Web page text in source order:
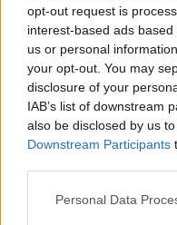
opt-out request is
interest-based ads
us or personal
your opt-out. You may
disclosure of your
IAB’s list of downstream
also be disclosed by us
Downstream Participants
Personal Data
Ειδήσεις 5-8-2026